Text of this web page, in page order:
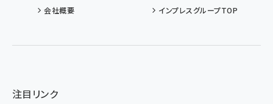
会社概要
インプレスグループTOP
注目リンク